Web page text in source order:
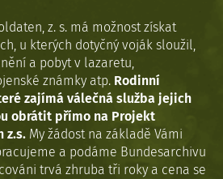
z. s. má možnost získat
u kterých dotyčný voják sloužil,
a pobyt v lazaretu,
známky atp. Rodinní
zajímá válečná služba jejich
obrátit přímo na Projekt
z.s. My žádost na základě Vámi
a podáme Bundesarchivu
trvá zhruba tři roky a cena se